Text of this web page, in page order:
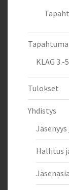
KLAG 3.-
Tulokset
Yhdistys
Hallitus